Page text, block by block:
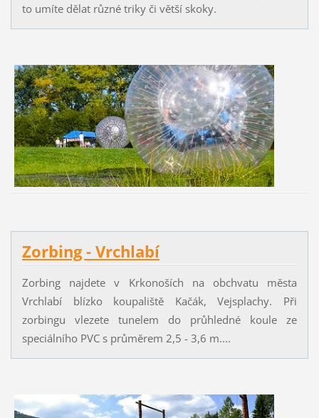
to umíte dělat různé triky či větší skoky.
Zorbing - Vrchlabí
Zorbing najdete v Krkonoších na obchvatu města
Vrchlabí blízko koupaliště Kačák, Vejsplachy. Při
zorbingu vlezete tunelem do průhledné koule ze
speciálního PVC s průměrem 2,5 - 3,6 m....